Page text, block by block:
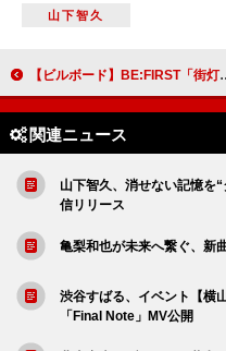
山下智久
【ビルボード】BE:FIRST「街灯」が総合首位、Snow Man「カリスマックス」が約3か月ぶりにトップ10入り
関連ニュース
山下智久、消せない記憶を
信リリース
亀梨和也が未来へ繋ぐ、新
渋谷すばる、イベント【横
「Final Note」MV公開